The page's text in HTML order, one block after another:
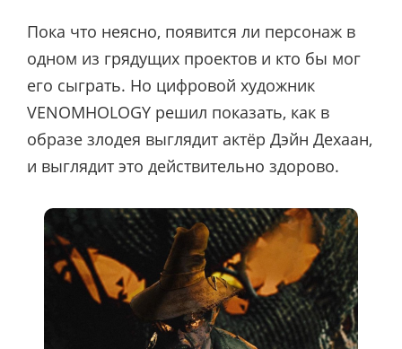
Пока что неясно, появится ли персонаж в
одном из грядущих проектов и кто бы мог
его сыграть. Но цифровой художник
VENOMHOLOGY решил показать, как в
образе злодея выглядит актёр Дэйн Дехаан,
и выглядит это действительно здорово.